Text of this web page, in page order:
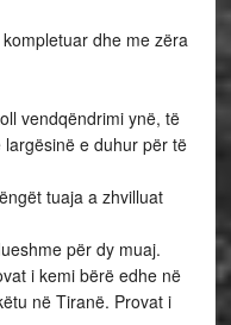
dhe me zëra
vendqëndrimi ynë, të
e duhur për të
tuaja a zhvilluat
për dy muaj.
i kemi bërë edhe në
në Tiranë. Provat i